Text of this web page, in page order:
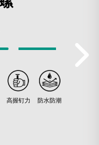
高握钉力 防水防潮